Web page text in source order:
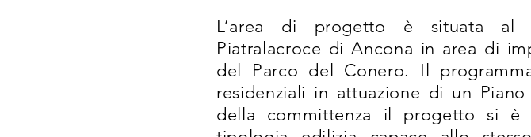
L’area di progetto è situata al
Piatralacroce di Ancona in area di
del Parco del Conero. Il
residenziali in attuazione di un
della committenza il progetto si